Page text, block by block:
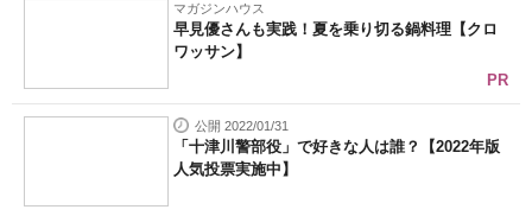
マガジンハウス
早見優さんも実践！夏を乗り切る鍋料理【クロ
ワッサン】
PR
公開 2022/01/31
「十津川警部役」で好きな人は誰？【2022年版
人気投票実施中】